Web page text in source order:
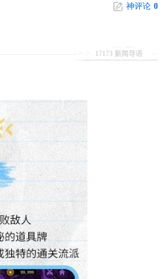
神评论 0
17173 新闻导语